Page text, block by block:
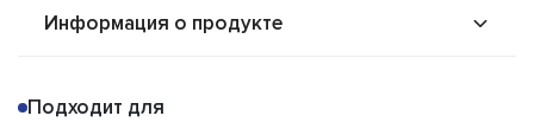
Информация о продукте
Альтернативы
Подходит для